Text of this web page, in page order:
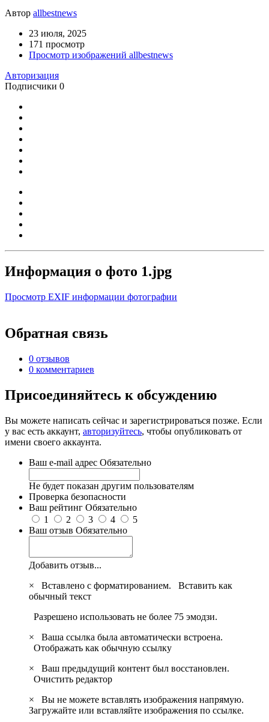
Автор allbestnews
23 июля, 2025
171 просмотр
Просмотр изображений allbestnews
Авторизация
Подписчики 0
Информация о фото 1.jpg
Просмотр EXIF информации фотографии
Обратная связь
0 отзывов
0 комментариев
Присоединяйтесь к обсуждению
Вы можете написать сейчас и зарегистрироваться позже. Если
у вас есть аккаунт, авторизуйтесь, чтобы опубликовать от
имени своего аккаунта.
Ваш e-mail адрес Обязательно
Не будет показан другим пользователям
Проверка безопасности
Ваш рейтинг Обязательно
1
2 3 4
5
Ваш отзыв Обязательно
Добавить отзыв...
×
Вставлено с форматированием. Вставить как
обычный текст
Разрешено использовать не более 75 эмодзи.
×
Ваша ссылка была автоматически встроена.
Отображать как обычную ссылку
×
Ваш предыдущий контент был восстановлен.
Очистить редактор
×
Вы не можете вставлять изображения напрямую.
Загружайте или вставляйте изображения по ссылке.